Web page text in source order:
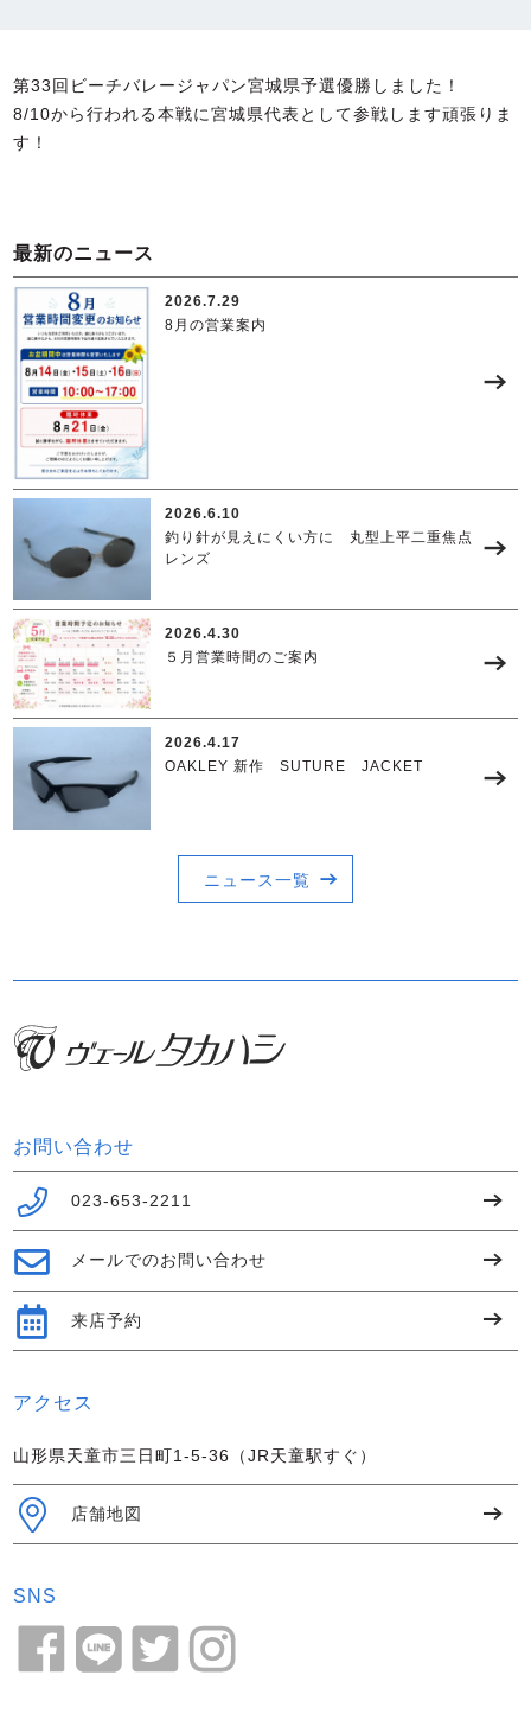
第33回ビーチバレージャパン宮城県予選優勝しました！
8/10から行われる本戦に宮城県代表として参戦します頑張りま
す！
最新のニュース
2026.7.29
8月の営業案内
2026.6.10
釣り針が見えにくい方に 丸型上平二重焦点
レンズ
2026.4.30
５月営業時間のご案内
2026.4.17
OAKLEY 新作 SUTURE JACKET
ニュース一覧
お問い合わせ
023-653-2211
メールでのお問い合わせ
来店予約
アクセス
山形県天童市三日町1-5-36（JR天童駅すぐ）
店舗地図
SNS